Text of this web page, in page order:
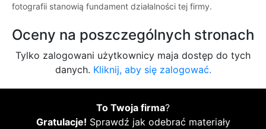
fotografii stanowią fundament działalności tej firmy.
Oceny na poszczególnych stronach
Tylko zalogowani użytkownicy maja dostęp do tych
danych. Kliknij, aby się zalogować.
To Twoja firma?
Gratulacje! Sprawdź jak odebrać materiały